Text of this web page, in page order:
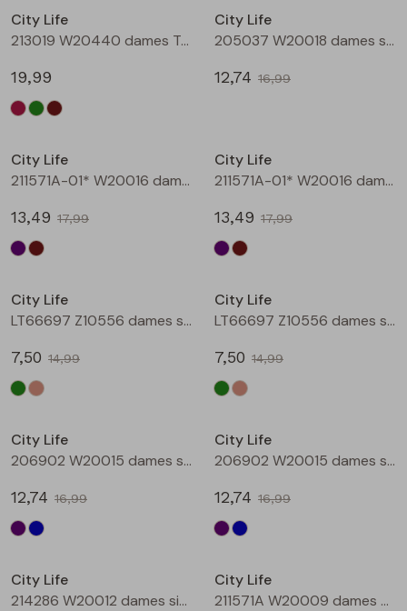
Blouses lange mouw
Sweatshirts
Gilet spencers
Jackjes
Blazers
Bermuda's
Bermuda's
Lange broek
Jackjes
Jassen
Leggings
Rokken
Lange broeken
Lange broeken
Leggings
T-shirts lange mouw
Tops
Vesten
City Life
213019 W20440 dames T-shirt lm Bruin
19,99
City Life
205037 W20018 dames singlet Aubergine
12,74 16,99
City Life
211571A-01* W20016 dames T-shirt km aubergine
13,49 17,99
City Life
211571A-01* W20016 dames T-shirt km bruin
13,49 17,99
City Life
LT66697 Z10556 dames singlet Army
7,50 14,99
City Life
LT66697 Z10556 dames singlet Kit
7,50 14,99
City Life
206902 W20015 dames singlet Aubergine
12,74 16,99
City Life
206902 W20015 dames singlet Petrol
12,74 16,99
City Life
214286 W20012 dames singlet Petrol
City Life
211571A W20009 dames T-shirt km Aubergine